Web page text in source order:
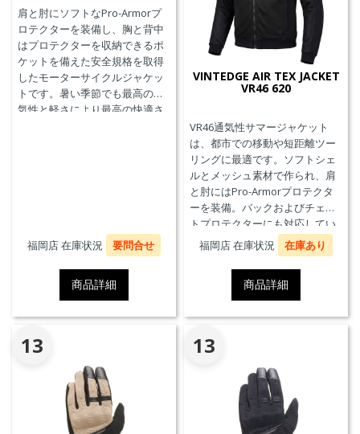
肩と肘にソフトなPro-Armorプ
ロテクターを装備し、胸と背中
はプロテクターを収納できるポ
ケットを備えた安全規格を取得
したモーターサイクルジャケッ
トです。暑い季節でも最高の通
気性と軽さにより最高の快適さ
福岡店 在庫状況 要問合せ
商品詳細
VINTEDGE AIR TEX JACKET
VR46 620
VR46通気性サマージャケット
は、都市での移動や短距離ツー
リングに最適です。ソフトシェ
ルとメッシュ素材で作られ、肩
と肘にはPro-Armorプロテクタ
ーを装備。バックおよびチェス
トプロテクターにも対応してい
ます。デザインはヴァレンティ
ーノ・ロッシのキャリアに敬意
を表しています。EN 17092 クラ
スA認証取得済み。
福岡店 在庫状況 在庫あり
商品詳細
13 13